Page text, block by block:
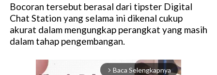
Bocoran tersebut berasal dari tipster Digital
Chat Station yang selama ini dikenal cukup
akurat dalam mengungkap perangkat yang masih
dalam tahap pengembangan.
arrow_forward_ios Baca Selengkapnya